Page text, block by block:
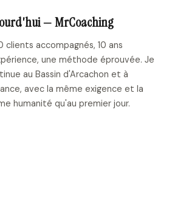
— MrCoaching
clients accompagnés, 10 ans
une méthode éprouvée. Je
au Bassin d'Arcachon et à
avec la même exigence et la
humanité qu'au premier jour.